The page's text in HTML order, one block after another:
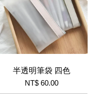
半透明筆袋 四色
NT$ 60.00